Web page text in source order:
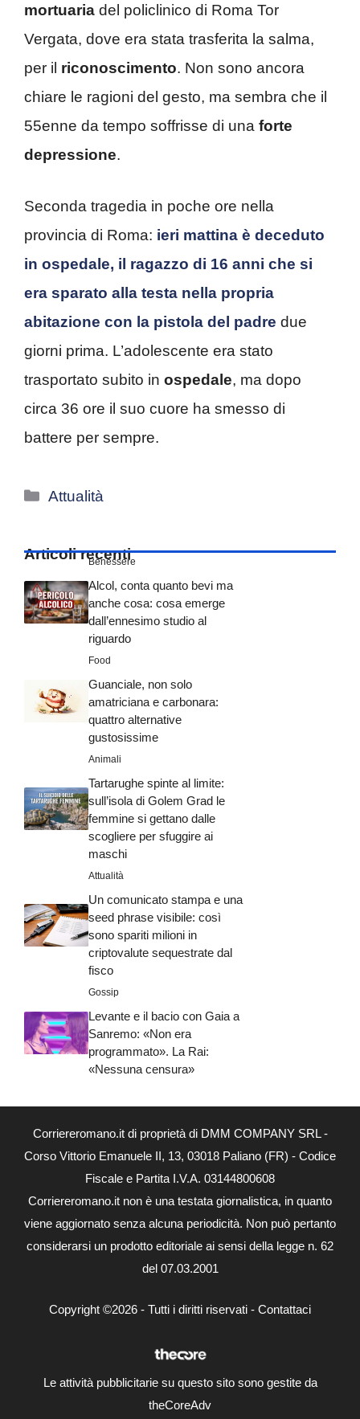
mortuaria del policlinico di Roma Tor
Vergata, dove era stata trasferita la salma,
per il riconoscimento. Non sono ancora
chiare le ragioni del gesto, ma sembra che il
55enne da tempo soffrisse di una forte
depressione.
Seconda tragedia in poche ore nella
provincia di Roma: ieri mattina è deceduto
in ospedale, il ragazzo di 16 anni che si
era sparato alla testa nella propria
abitazione con la pistola del padre due
giorni prima. L’adolescente era stato
trasportato subito in ospedale, ma dopo
circa 36 ore il suo cuore ha smesso di
battere per sempre.
Categorie
Attualità
Articoli recenti
Benessere
Alcol, conta quanto bevi ma
anche cosa: cosa emerge
dall’ennesimo studio al
riguardo
Food
Guanciale, non solo
amatriciana e carbonara:
quattro alternative
gustosissime
Animali
Tartarughe spinte al limite:
sull’isola di Golem Grad le
femmine si gettano dalle
scogliere per sfuggire ai
maschi
Attualità
Un comunicato stampa e una
seed phrase visibile: così
sono spariti milioni in
criptovalute sequestrate dal
fisco
Gossip
Levante e il bacio con Gaia a
Sanremo: «Non era
programmato». La Rai:
«Nessuna censura»
Corriereromano.it di proprietà di DMM COMPANY SRL -
Corso Vittorio Emanuele II, 13, 03018 Paliano (FR) - Codice
Fiscale e Partita I.V.A. 03144800608
Corriereromano.it non è una testata giornalistica, in quanto
viene aggiornato senza alcuna periodicità. Non può pertanto
considerarsi un prodotto editoriale ai sensi della legge n. 62
del 07.03.2001
Copyright ©2026 - Tutti i diritti riservati - Contattaci
Le attività pubblicitarie su questo sito sono gestite da
theCoreAdv